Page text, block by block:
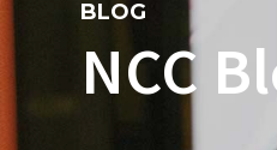
BLOG
NCC